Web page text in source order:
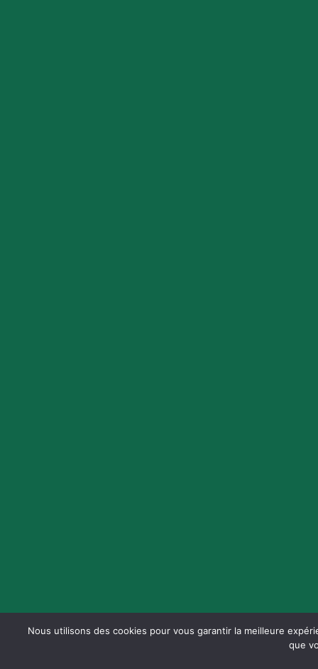
Nous utilisons des cookies pour vous garantir la meilleure
que